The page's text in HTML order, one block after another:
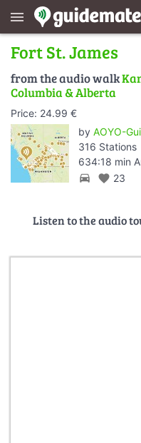
menu
Fort St. James
from the audio walk
Columbia & Alberta
Price: 24.99 €
by AOYO-
316 Stations
634:18 min
directions_car favorite 23
Listen to the audio